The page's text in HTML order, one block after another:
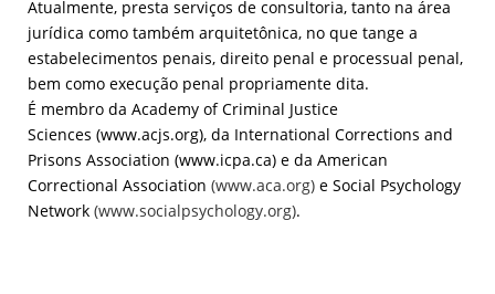
Atualmente, presta serviços de consultoria, tanto na área
jurídica como também arquitetônica, no que tange a
estabelecimentos penais, direito penal e processual penal,
bem como execução penal propriamente dita.
É membro da Academy of Criminal Justice
Sciences (www.acjs.org), da International Corrections and
Prisons Association (www.icpa.ca) e da American
Correctional Association (www.aca.org) e Social Psychology
Network (www.socialpsychology.org).